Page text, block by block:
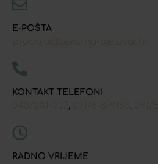
E-POŠTA
KONTAKT TELEFONI
RADNO VRIJEME